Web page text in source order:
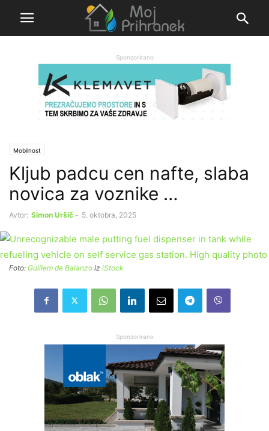
Sponzorirano
Mobilnost
Kljub padcu cen nafte, slaba
novica za voznike …
Avtor: Simon Uršič - 5. oktobra, 2025
Foto: Guillem de Balanzo iz iStock
Sponzorirano